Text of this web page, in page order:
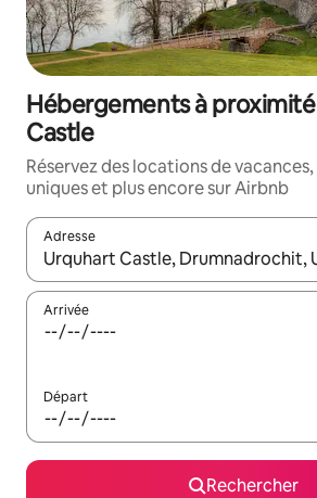
Hébergements à
Castle
Réservez des locations de
uniques et plus encore sur Airbnb
Adresse
Lorsque les résultats s'affichent,
Arrivée
Départ
Rechercher